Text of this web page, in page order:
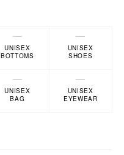
UNISEX
BOTTOMS
UNISEX
SHOES
UNISEX
BAG
UNISEX
EYEWEAR